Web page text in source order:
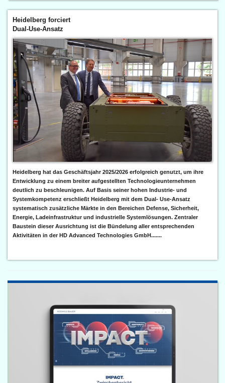
Heidelberg forciert
Dual-Use-Ansatz
Heidelberg hat das Geschäftsjahr 2025/2026 erfolgreich genutzt, um ihre
Entwicklung zu einem breiter aufgestellten Technologieunternehmen
deutlich zu beschleunigen. Auf Basis seiner hohen Industrie- und
Systemkompetenz erschließt Heidelberg mit dem Dual- Use-Ansatz
systematisch zusätzliche Märkte in den Bereichen Defense, Sicherheit,
Energie, Ladeinfrastruktur und industrielle Systemlösungen. Zentraler
Baustein dieser Ausrichtung ist die Bündelung aller entsprechenden
Aktivitäten in der HD Advanced Technologies GmbH.......